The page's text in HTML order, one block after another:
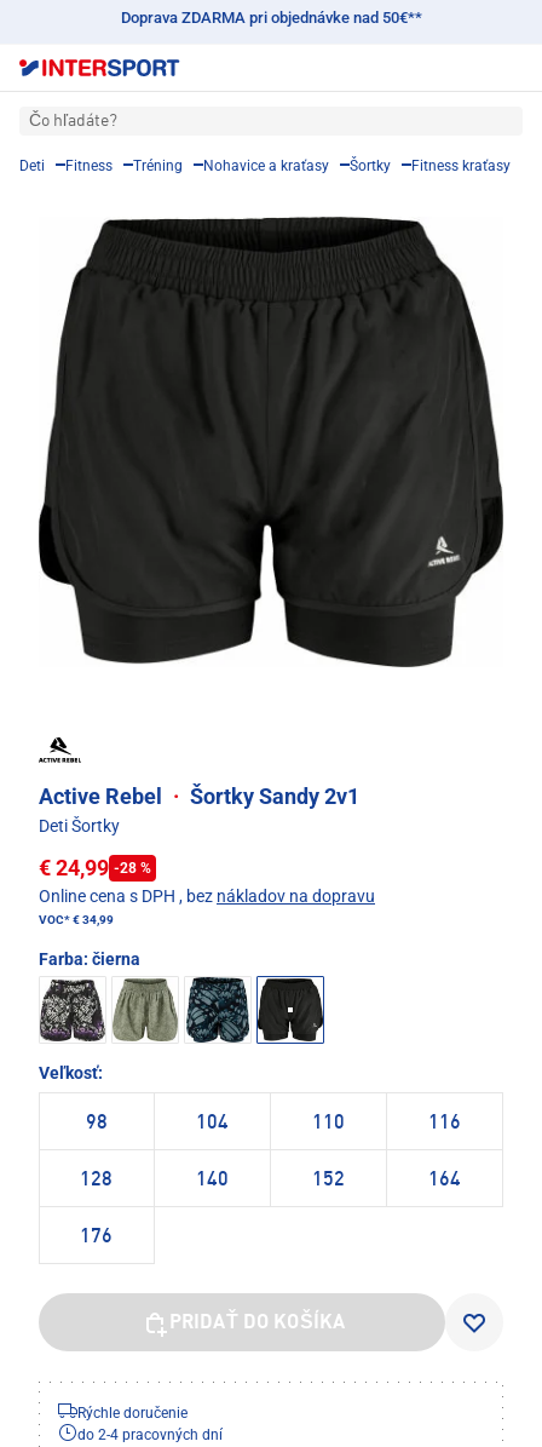
Doprava ZDARMA pri objednávke nad 50€**
Čo hľadáte?
Deti Fitness Tréning Nohavice a kraťasy Šortky Fitness kraťasy
Active Rebel · Šortky Sandy 2v1
Deti Šortky
€ 24,99 -28 %
Online cena s DPH , bez nákladov na dopravu
VOC*€ 34,99
Farba: čierna
Veľkosť:
98 104 110 116
128 140 152 164
176
PRIDAŤ DO KOŠÍKA
Rýchle doručenie
do 2-4 pracovných dní